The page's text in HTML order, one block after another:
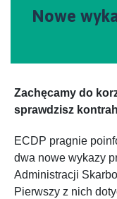
Nowe
Zachęcamy do
sprawdzisz
ECDP pragnie
dwa nowe wykazy
Administracji
Pierwszy z nich